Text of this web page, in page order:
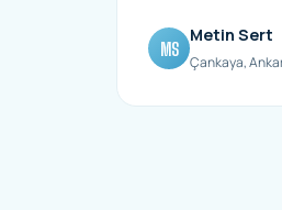
MS
Metin Sert
Çankaya,